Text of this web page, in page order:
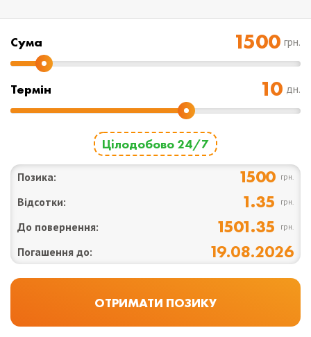
Cума грн.
Термін дн.
Цілодобово 24/7
Позика: 1500 грн.
Відсотки: 1.35 грн.
До повернення: 1501.35 грн.
Погашення до: 19.08.2026